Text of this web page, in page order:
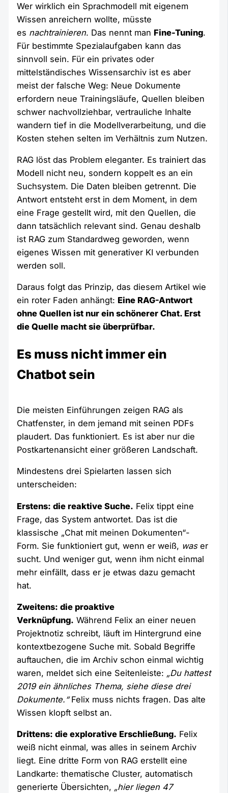
Wer wirklich ein Sprachmodell mit eigenem
Wissen anreichern wollte, müsste
es nachtrainieren. Das nennt man Fine-Tuning.
Für bestimmte Spezialaufgaben kann das
sinnvoll sein. Für ein privates oder
mittelständisches Wissensarchiv ist es aber
meist der falsche Weg: Neue Dokumente
erfordern neue Trainingsläufe, Quellen bleiben
schwer nachvollziehbar, vertrauliche Inhalte
wandern tief in die Modellverarbeitung, und die
Kosten stehen selten im Verhältnis zum Nutzen.
RAG löst das Problem eleganter. Es trainiert das
Modell nicht neu, sondern koppelt es an ein
Suchsystem. Die Daten bleiben getrennt. Die
Antwort entsteht erst in dem Moment, in dem
eine Frage gestellt wird, mit den Quellen, die
dann tatsächlich relevant sind. Genau deshalb
ist RAG zum Standardweg geworden, wenn
eigenes Wissen mit generativer KI verbunden
werden soll.
Daraus folgt das Prinzip, das diesem Artikel wie
ein roter Faden anhängt: Eine RAG-Antwort
ohne Quellen ist nur ein schönerer Chat. Erst
die Quelle macht sie überprüfbar.
Es muss nicht immer ein
Chatbot sein
Die meisten Einführungen zeigen RAG als
Chatfenster, in dem jemand mit seinen PDFs
plaudert. Das funktioniert. Es ist aber nur die
Postkartenansicht einer größeren Landschaft.
Mindestens drei Spielarten lassen sich
unterscheiden:
Erstens: die reaktive Suche. Felix tippt eine
Frage, das System antwortet. Das ist die
klassische „Chat mit meinen Dokumenten“-
Form. Sie funktioniert gut, wenn er weiß, waser
sucht. Und weniger gut, wenn ihm nicht einmal
mehr einfällt, dass er je etwas dazu gemacht
hat.
Zweitens: die proaktive
Verknüpfung. Während Felix an einer neuen
Projektnotiz schreibt, läuft im Hintergrund eine
kontextbezogene Suche mit. Sobald Begriffe
auftauchen, die im Archiv schon einmal wichtig
waren, meldet sich eine Seitenleiste: „Du hattest
2019 ein ähnliches Thema, siehe diese drei
Dokumente.“Felix muss nichts fragen. Das alte
Wissen klopft selbst an.
Drittens: die explorative Erschließung. Felix
weiß nicht einmal, was alles in seinem Archiv
liegt. Eine dritte Form von RAG erstellt eine
Landkarte: thematische Cluster, automatisch
generierte Übersichten, „hier liegen 47